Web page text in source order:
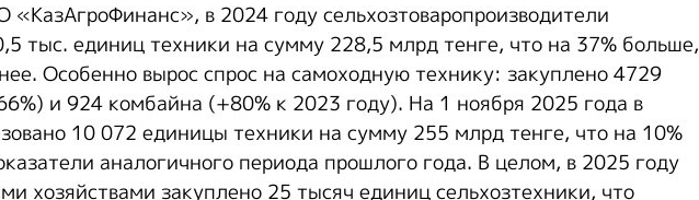
в 2024 году сельхозтоваропроизводители
тыс. единиц техники на сумму 228,5 млрд тенге, что на 37% больше,
Особенно вырос спрос на самоходную технику: закуплено 4729
и 924 комбайна (+80% к 2023 году). На 1 ноября 2025 года в
10 072 единицы техники на сумму 255 млрд тенге, что на 10%
аналогичного периода прошлого года. В целом, в 2025 году
хозяйствами закуплено 25 тысяч единиц сельхозтехники, что